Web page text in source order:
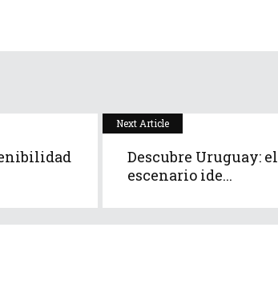
Next Article
Descubre Uruguay: el
escenario ide...